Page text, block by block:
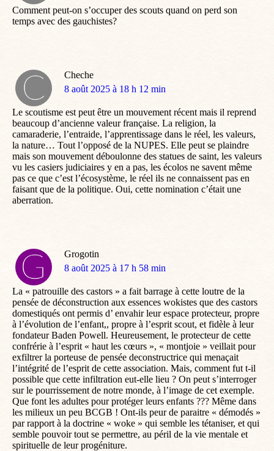
Comment peut-on s’occuper des scouts quand on perd son
temps avec des gauchistes?
Cheche
dit
8 août 2025 à 18 h 12 min
Le scoutisme est peut être un mouvement récent mais il reprend
beaucoup d’ancienne valeur française. La religion, la
camaraderie, l’entraide, l’apprentissage dans le réel, les valeurs,
la nature… Tout l’opposé de la NUPES. Elle peut se plaindre
mais son mouvement déboulonne des statues de saint, les valeurs
vu les casiers judiciaires y en a pas, les écolos ne savent même
pas ce que c’est l’écosystème, le réel ils ne connaissent pas en
faisant que de la politique. Oui, cette nomination c’était une
aberration.
Grogotin
dit
8 août 2025 à 17 h 58 min
La « patrouille des castors » a fait barrage à cette loutre de la
pensée de déconstruction aux essences wokistes que des castors
domestiqués ont permis d’ envahir leur espace protecteur, propre
à l’évolution de l’enfant,, propre à l’esprit scout, et fidèle à leur
fondateur Baden Powell. Heureusement, le protecteur de cette
confrérie à l’esprit « haut les cœurs », « montjoie » veillait pour
exfiltrer la porteuse de pensée deconstructrice qui menaçait
l’intégrité de l’esprit de cette association. Mais, comment fut t-il
possible que cette infiltration eut-elle lieu ? On peut s’interroger
sur le pourrissement de notre monde, à l’image de cet exemple.
Que font les adultes pour protéger leurs enfants ??? Même dans
les milieux un peu BCGB ! Ont-ils peur de paraitre « démodés »
par rapport à la doctrine « woke » qui semble les tétaniser, et qui
semble pouvoir tout se permettre, au péril de la vie mentale et
spirituelle de leur progéniture.